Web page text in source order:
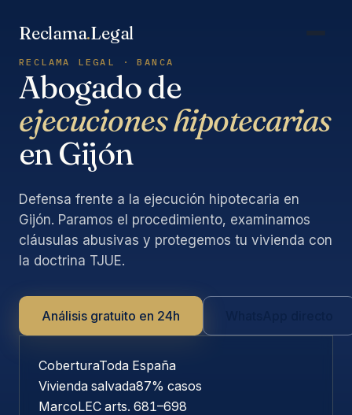
Reclama.Legal
RECLAMA LEGAL · BANCA
Abogado de
ejecuciones hipotecarias
en Gijón
Defensa frente a la ejecución hipotecaria en
Gijón. Paramos el procedimiento, examinamos
cláusulas abusivas y protegemos tu vivienda con
la doctrina TJUE.
Análisis gratuito en 24h
CoberturaToda España
Vivienda salvada87% casos
MarcoLEC arts. 681–698